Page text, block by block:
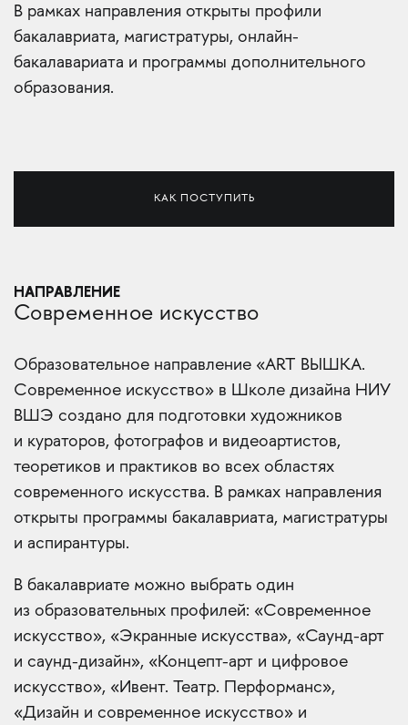
В рамках направления открыты профили
бакалавриата, магистратуры, онлайн-
бакалавариата и программы дополнительного
образования.
КАК ПОСТУПИТЬ
НАПРАВЛЕНИЕ
Современное искусство
Образовательное направление «ART ВЫШКА.
Современное искусство» в Школе дизайна НИУ
ВШЭ создано для подготовки художников
и кураторов, фотографов и видеоартистов,
теоретиков и практиков во всех областях
современного искусства. В рамках направления
открыты программы бакалавриата, магистратуры
и аспирантуры.
В бакалавриате можно выбрать один
из образовательных профилей: «Современное
искусство», «Экранные искусства», «Саунд-арт
и саунд-дизайн», «Концепт-арт и цифровое
искусство», «Ивент. Театр. Перформанс»,
«Дизайн и современное искусство» и